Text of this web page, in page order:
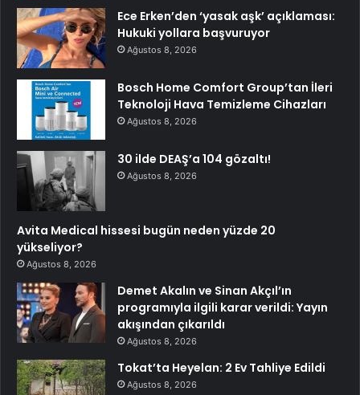
Ece Erken’den ‘yasak aşk’ açıklaması:
Hukuki yollara başvuruyor
Ağustos 8, 2026
Bosch Home Comfort Group’tan İleri
Teknoloji Hava Temizleme Cihazları
Ağustos 8, 2026
30 ilde DEAŞ’a 104 gözaltı!
Ağustos 8, 2026
Avita Medical hissesi bugün neden yüzde 20
yükseliyor?
Ağustos 8, 2026
Demet Akalın ve Sinan Akçıl’ın
programıyla ilgili karar verildi: Yayın
akışından çıkarıldı
Ağustos 8, 2026
Tokat’ta Heyelan: 2 Ev Tahliye Edildi
Ağustos 8, 2026